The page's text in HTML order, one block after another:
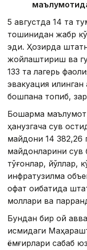
5 августда 14 та
тошқинидан жабр
эди. Ҳозирда
жойлаштириш ва
133 та лагерь
эвакуация
бошпана топиб,
Бошқарма
ҳанузгача сув
майдони 14 382,26
майдонларини сув
тўғонлар, йўллар,
инфратузилма
офат оқибатида
моллари ва
Бундан бир ой
қисмидаги
ёмғирлари сабаб